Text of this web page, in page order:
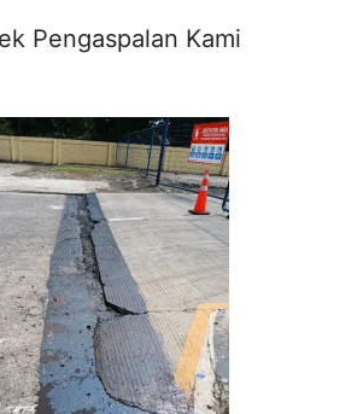
Pengaspalan Kami